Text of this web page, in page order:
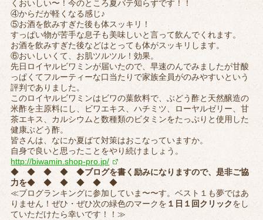
くおいしい〜！今のところ夏バテ知らずです！！
④からだが軽くなる感じ♪
⑤お酒を飲みすぎた後も体スッキリ！
すっぱい物が苦手な息子も美味しいと言って飲んでくれます。
お酒を飲みすぎた後などはとっても体がスッキリします。
⑥おいしいくて、お肌ツルツル！効果。
先日ロイヤルビワミンが届いたので、早速のんでみましたが甘酸
っぱくてフルーティーな口当たりで家族全員がのみやすいという
評判でありました。
このロイヤルビワミンはビワの葉飲料で、ぶどう酢と天然醸造の
米酢を主原料にし、ビワエキス、ハチミツ、ローヤルゼリー、甘
茶エキス、カルシウムと数種類のビタミンをたっぷりと使用した
健康ぶどう酢。
皆さんは、なにか夏ばて対策はおこなっていますか。
自身で良いと思ったことをやり続けましょう。
http://biwamin.shop-pro.jp/
◆ ◆ ◆ ◆ ◆ブログを書く励みになりますので、是非ご協
力を◆ ◆ ◆ ◆ ◆ ◆
≪ブログランキングに参加していま〜〜す。ベスト１も夢ではあ
りません！ぜひ・ぜひ次の緑色のマークを １日１回クリックをし
ていただけたら幸いです！！≫